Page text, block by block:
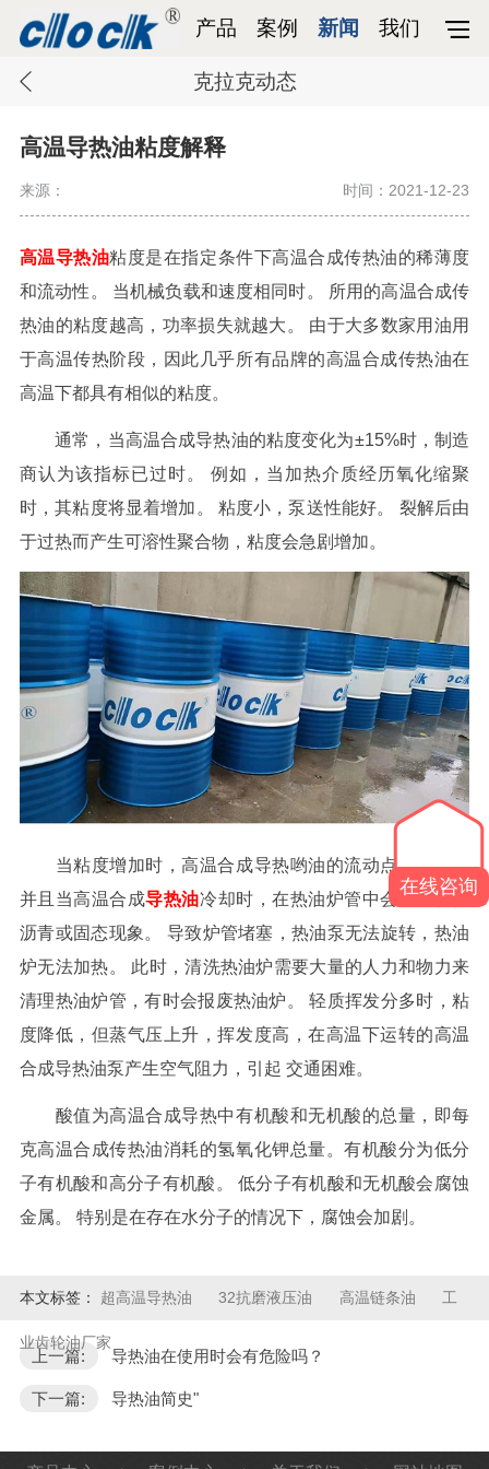
产品 案例 新闻 我们
克拉克动态
高温导热油粘度解释
来源： 时间：2021-12-23
高温导热油粘度是在指定条件下高温合成传热油的稀薄度
和流动性。 当机械负载和速度相同时。 所用的高温合成传
热油的粘度越高，功率损失就越大。 由于大多数家用油用
于高温传热阶段，因此几乎所有品牌的高温合成传热油在
高温下都具有相似的粘度。
通常，当高温合成导热油的粘度变化为±15%时，制造
商认为该指标已过时。 例如，当加热介质经历氧化缩聚
时，其粘度将显着增加。 粘度小，泵送性能好。 裂解后由
于过热而产生可溶性聚合物，粘度会急剧增加。
当粘度增加时，高温合成导热哟油的流动点也增加，
并且当高温合成导热油冷却时，在热油炉管中会出现粘性
沥青或固态现象。 导致炉管堵塞，热油泵无法旋转，热油
炉无法加热。 此时，清洗热油炉需要大量的人力和物力来
清理热油炉管，有时会报废热油炉。 轻质挥发分多时，粘
度降低，但蒸气压上升，挥发度高，在高温下运转的高温
合成导热油泵产生空气阻力，引起 交通困难。
酸值为高温合成导热中有机酸和无机酸的总量，即每
克高温合成传热油消耗的氢氧化钾总量。有机酸分为低分
子有机酸和高分子有机酸。 低分子有机酸和无机酸会腐蚀
金属。 特别是在存在水分子的情况下，腐蚀会加剧。
本文标签： 超高温导热油 32抗磨液压油 高温链条油 工
业齿轮油厂家
上一篇: 导热油在使用时会有危险吗？
下一篇: 导热油简史"
在线咨询